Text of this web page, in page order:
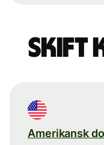
Skift
Amerikansk